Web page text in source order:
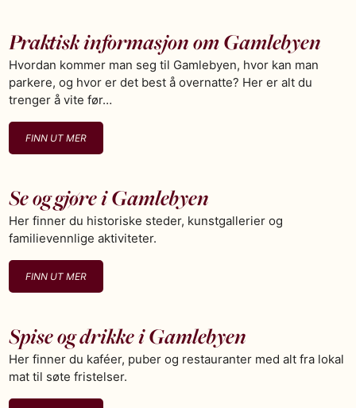
Praktisk informasjon om Gamlebyen
Hvordan kommer man seg til Gamlebyen, hvor kan man
parkere, og hvor er det best å overnatte? Her er alt du
trenger å vite før…
FINN UT MER
Se og gjøre i Gamlebyen
Her finner du historiske steder, kunstgallerier og
familievennlige aktiviteter.
FINN UT MER
Spise og drikke i Gamlebyen
Her finner du kaféer, puber og restauranter med alt fra lokal
mat til søte fristelser.